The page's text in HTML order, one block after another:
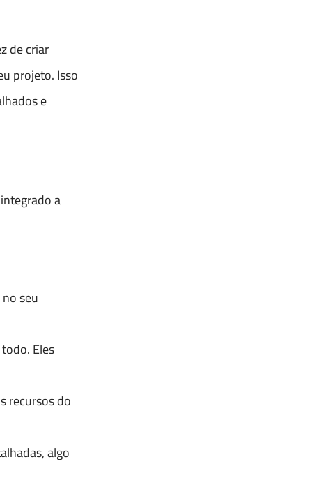
de criar
projeto. Isso
e
a
seu
Eles
recursos do
algo